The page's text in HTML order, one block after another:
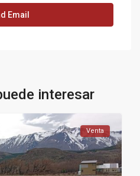
interesar
Venta